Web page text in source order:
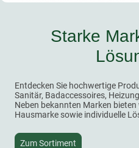
Starke
Entdecken Sie hochwertige
Sanitär, Badaccessoires,
Neben bekannten Marken
Hausmarke sowie individuelle
Zum Sortiment